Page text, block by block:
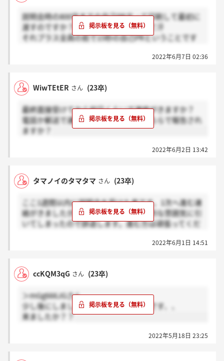
説明会時の800字までの自己PR文って印刷して最初に
渡すのですか？仕様がよくわからなくて汗
それプラス全員の前で15秒の自己PRということです
2022年6月7日 02:36
WiwTEtER さん (23卒)
最終面接受けてから何日くらいで連絡がきますか？
電話か郵送で連絡と聞きましたが、どちらで報告され
ますか？
2022年6月2日 13:42
タマノイのタマタマ さん (23卒)
ここ1週間以内に説明会を受けた者です。1次へ進む連
絡がきましたが、やはり説明会の宗教的な雰囲気に引
いてしまったので辞退します。進む方は頑張ってくだ
2022年6月1日 14:51
ccKQM3qG さん (23卒)
＞mGg666JGさん
少し後にしましたが、まだ来ていないです、、
来ましたか？？
2022年5月18日 23:25